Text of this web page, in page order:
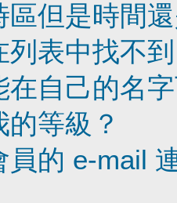
區但是時間
列表中找不
在自己的名
等級？
員的 e-mail